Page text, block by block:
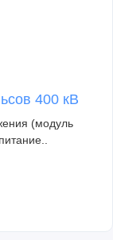
400 кВ
(модуль